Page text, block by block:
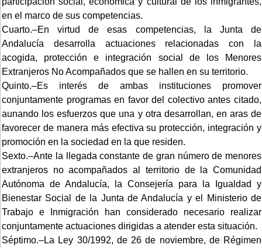
en el marco de sus competencias.
Cuarto.–En virtud de esas competencias, la Junta de
Andalucía desarrolla actuaciones relacionadas con la
acogida, protección e integración social de los Menores
Extranjeros No Acompañados que se hallen en su territorio.
Quinto.–Es interés de ambas instituciones promover
conjuntamente programas en favor del colectivo antes citado,
aunando los esfuerzos que una y otra desarrollan, en aras de
favorecer de manera más efectiva su protección, integración y
promoción en la sociedad en la que residen.
Sexto.–Ante la llegada constante de gran número de menores
extranjeros no acompañados al territorio de la Comunidad
Autónoma de Andalucía, la Consejería para la Igualdad y
Bienestar Social de la Junta de Andalucía y el Ministerio de
Trabajo e Inmigración han considerado necesario realizar
conjuntamente actuaciones dirigidas a atender esta situación.
Séptimo.–La Ley 30/1992, de 26 de noviembre, de Régimen